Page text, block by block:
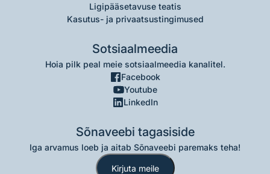
Ligipääsetavuse teatis
Kasutus- ja privaatsustingimused
Sotsiaalmeedia
Hoia pilk peal meie sotsiaalmeedia kanalitel.
Facebook
Youtube
LinkedIn
Sõnaveebi tagasiside
Iga arvamus loeb ja aitab Sõnaveebi paremaks teha!
Kirjuta meile